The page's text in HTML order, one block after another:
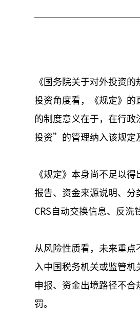
《国务院关于对外投资
投资角度看，《规定》的
的制度意义在于，在行
投资”的管理纳入该规定
《规定》本身尚不足以
报告、资金来源说明、分
CRS自动交换信息、反洗
从风险性质看，未来重
入中国税务机关或监管
申报、资金出境路径不
罚。